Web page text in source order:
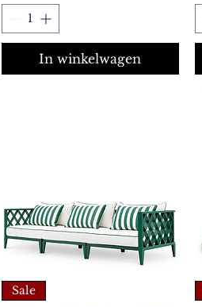
In winkelwagen
Sale